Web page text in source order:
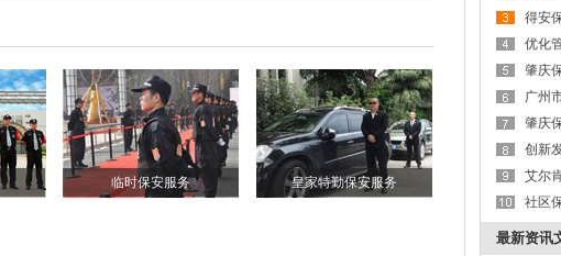
一步达成共识，充分发挥校企合作的优势，认真推进保安中专班的
导在校领导的陪同下，参观了高职校技能实训基地，并观看了保安
临时保安服务 皇家特勤保安服务
创新
艾尔
社区
最新资讯